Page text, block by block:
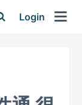
Login